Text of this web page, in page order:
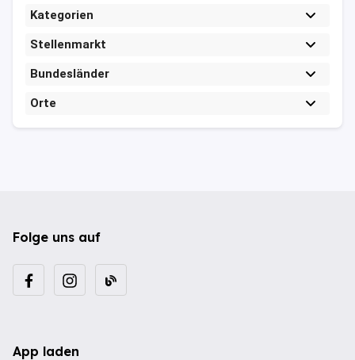
Kategorien
Stellenmarkt
Bundesländer
Orte
Folge uns auf
App laden